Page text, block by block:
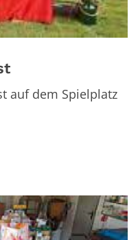
auf dem Spielplatz